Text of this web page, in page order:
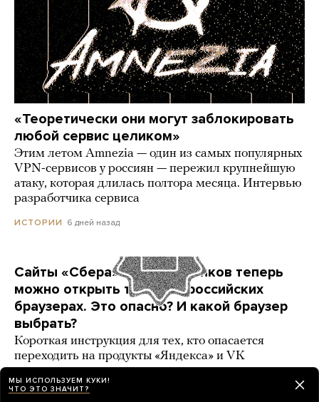
«Теоретически они могут заблокировать
любой сервис целиком»
Этим летом Amnezia — один из самых популярных
VPN-сервисов у россиян — пережил крупнейшую
атаку, которая длилась полтора месяца. Интервью
разработчика сервиса
ИСТОРИИ 6 дней назад
Сайты «Сбера» и других банков теперь
можно открыть только в российских
браузерах. Это опасно? И какой браузер
выбрать?
Короткая инструкция для тех, кто опасается
переходить на продукты «Яндекса» и VK
РАЗБОР 3 карточки
МЫ ИСПОЛЬЗУЕМ КУКИ!
ЧТО ЭТО ЗНАЧИТ?